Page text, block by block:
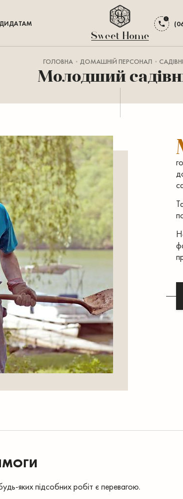
ГОЛОВНА ДОМАШНІЙ ПЕРСОНАЛ
Молодший
яких підсобних робіт є перевагою.